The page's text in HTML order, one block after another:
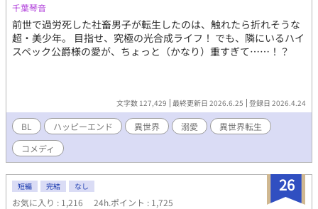
千葉琴音
前世で過労死した社畜男子が転生したのは、触れたら折れそうな
超・美少年。 目指せ、究極の光合成ライフ！ でも、隣にいるハイ
スペック公爵様の愛が、ちょっと（かなり）重すぎて……！？
文字数 127,429 最終更新日 2026.6.25 登録日 2026.4.24
BL ハッピーエンド 異世界 溺愛
異世界転生
コメディ
26
短編 完結 なし
お気に入り : 1,216 24h.ポイント : 1,725